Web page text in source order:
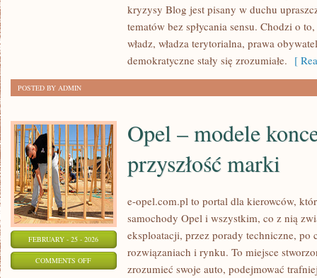
KONSTYTUCJA
kryzysy Blog jest pisany w duchu
tematów bez spłycania sensu. Chodzi o
władz, władza terytorialna, prawa
demokratyczne stały się zrozumiałe. [
POSTED BY ADMIN
FEBRUARY - 25 - 2026
COMMENTS OFFON
Opel – modele
przyszłość marki
e-opel.com.pl to portal dla kierowców,
samochody Opel i wszystkim, co z nią
eksploatacji, przez porady techniczne, po
rozwiązaniach i rynku. To miejsce
zrozumieć swoje auto, podejmować